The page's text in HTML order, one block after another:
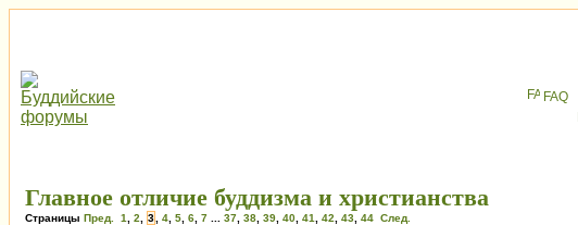
FAQ
Главное отличие буддизма и христианства
Страницы Пред. 1 2 3 4 5 6 7 37 38 39 40 41 42 43 44 След.